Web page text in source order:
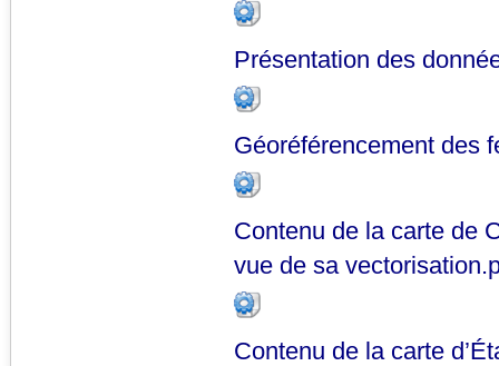
Présentation des
Géoréférencement des
Contenu de la carte de
vue de sa
Contenu de la carte